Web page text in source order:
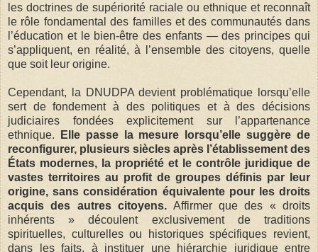
les doctrines de supériorité raciale ou ethnique et reconnaît
le rôle fondamental des familles et des communautés dans
l’éducation et le bien-être des enfants — des principes qui
s’appliquent, en réalité, à l’ensemble des citoyens, quelle
que soit leur origine.
Cependant, la DNUDPA devient problématique lorsqu’elle
sert de fondement à des politiques et à des décisions
judiciaires fondées explicitement sur l’appartenance
ethnique.
Elle passe la mesure lorsqu’elle suggère de
reconfigurer, plusieurs siècles après l’établissement des
États modernes, la propriété et le contrôle juridique de
vastes territoires au profit de groupes définis par leur
origine, sans considération équivalente pour les droits
acquis des autres citoyens. Affirmer que des « droits
inhérents » découlent exclusivement de traditions
spirituelles, culturelles ou historiques spécifiques revient,
dans les faits, à instituer une hiérarchie juridique entre